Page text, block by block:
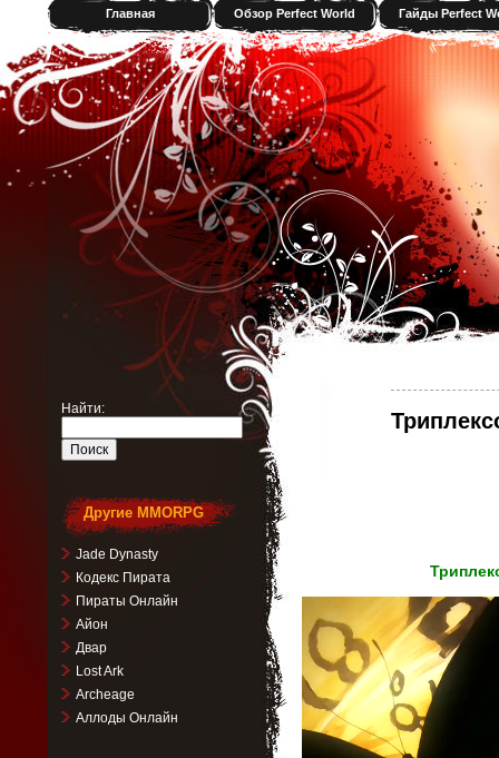
Главная Обзор Perfect World Гайды Perfect
Найти:
Другие MMORPG
Jade Dynasty
Кодекс Пирата
Пираты Онлайн
Айон
Двар
Lost Ark
Archeage
Аллоды Онлайн